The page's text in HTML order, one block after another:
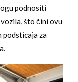
podnositi
što čini ovu
podsticaja za